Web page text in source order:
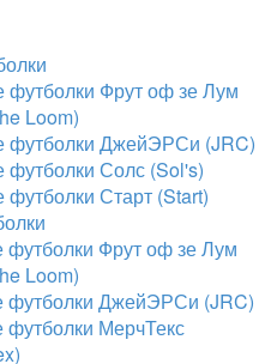
футболки Фрут оф зе Лум
Loom)
футболки ДжейЭРСи (JRC)
футболки Солс (Sol's)
Старт (Start)
футболки Фрут оф зе Лум
Loom)
футболки ДжейЭРСи (JRC)
футболки МерчТекс